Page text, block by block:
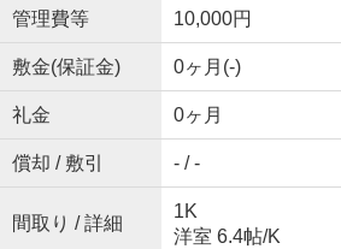
管理費等 10,000円
敷金(保証金) 0ヶ月(-)
礼金 0ヶ月
償却 / 敷引 - / -
間取り / 詳細
1K
洋室 6.4帖/K